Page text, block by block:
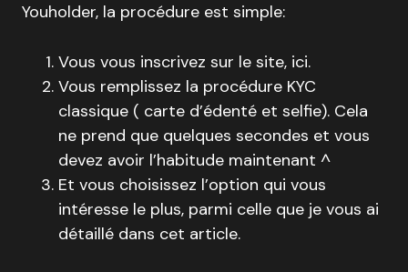
Youholder, la procédure est simple:
Vous vous inscrivez sur le site, ici.
Vous remplissez la procédure KYC
classique ( carte d’édenté et selfie). Cela
ne prend que quelques secondes et vous
devez avoir l’habitude maintenant ^
Et vous choisissez l’option qui vous
intéresse le plus, parmi celle que je vous ai
détaillé dans cet article.